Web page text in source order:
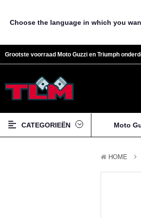
Choose the language in which you
Grootste voorraad Moto Guzzi en Triumph
CATEGORIEËN Moto
HOME